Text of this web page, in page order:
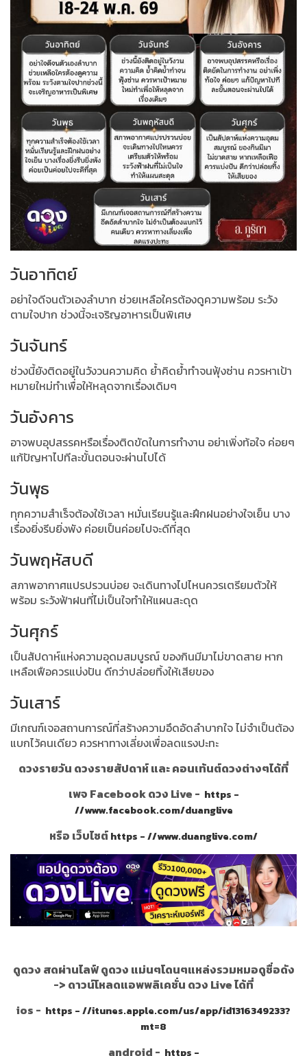
วันอาทิตย์
อย่าใจดีจนตัวเองลำบาก ช่วยเหลือใครต้องดูความพร้อม ระวัง
ตามใจปาก ช่วงนี้จะเจริญอาหารเป็นพิเศษ
วันจันทร์
ช่วงนี้ยังติดอยู่ในวังวนความคิด ย้ำคิดย้ำทำจนฟุ้งซ่าน ควรหาเป้า
หมายใหม่ทำเพื่อให้หลุดจากเรื่องเดิมๆ
วันอังคาร
อาจพบอุปสรรคหรือเรื่องติดขัดในการทำงาน อย่าเพิ่งท้อใจ ค่อยๆ
แก้ปัญหาไปทีละขั้นตอนจะผ่านไปได้
วันพุธ
ทุกความสำเร็จต้องใช้เวลา หมั่นเรียนรู้และฝึกฝนอย่างใจเย็น บาง
เรื่องยิ่งรีบยิ่งพัง ค่อยเป็นค่อยไปจะดีที่สุด
วันพฤหัสบดี
สภาพอากาศแปรปรวนบ่อย จะเดินทางไปไหนควรเตรียมตัวให้
พร้อม ระวังฟ้าฝนที่ไม่เป็นใจทำให้แผนสะดุด
วันศุกร์
เป็นสัปดาห์แห่งความอุดมสมบูรณ์ ของกินมีมาไม่ขาดสาย หาก
เหลือเฟือควรแบ่งปัน ดีกว่าปล่อยทิ้งให้เสียของ
วันเสาร์
มีเกณฑ์เจอสถานการณ์ที่สร้างความอึดอัดลำบากใจ ไม่จำเป็นต้อง
แบกไว้คนเดียว ควรหาทางเลี่ยงเพื่อลดแรงปะทะ
ดวงรายวัน ดวงรายสัปดาห์ และ คอนเท้นต์ดวงต่างๆได้ที่
เพจ Facebook ดวง Live - https -
//www.facebook.com/duanglive
หรือ เว็บไซต์https - //www.duanglive.com/
ดูดวง สดผ่านไลฟ์ ดูดวง แม่นๆโดนๆแหล่งรวมหมอดูชื่อดัง
-> ดาวน์โหลดแอพพลิเคชั่น ดวง Live ได้ที่
ios - https - //itunes.apple.com/us/app/id1316349233?
mt=8
android - https -